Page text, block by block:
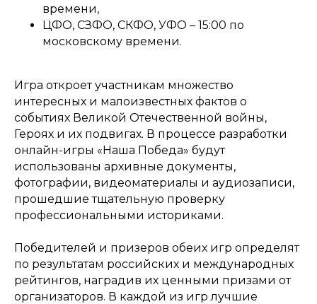
времени,
ЦФО, СЗФО, СКФО, УФО – 15:00 по
московскому времени.
Игра откроет участникам множество
интересных и малоизвестных фактов о
событиях Великой Отечественной войны,
Героях и их подвигах. В процессе разработки
онлайн-игры «Наша Победа» будут
использованы архивные документы,
фотографии, видеоматериалы и аудиозаписи,
прошедшие тщательную проверку
профессиональными историками.
Победителей и призеров обеих игр определят
по результатам российских и международных
рейтингов, наградив их ценными призами от
организаторов. В каждой из игр лучшие